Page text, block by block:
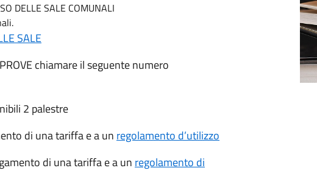
DELLE SALE COMUNALI
SALE
chiamare il seguente numero
2 palestre
di una tariffa e a un regolamento d’utilizzo
di una tariffa e a un regolamento di